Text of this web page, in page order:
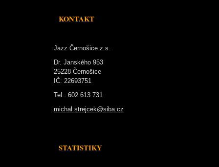
KONTAKT
Jazz Černošice z.s.
Dr. Janského 953
25228 Černošice
IČ: 22693751
Tel.: 602 613 731
michal.strejcek@siba.cz
STATISTIKY